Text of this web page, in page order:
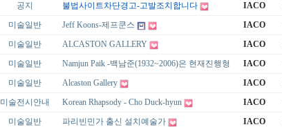
공지 불법사이트차단경고-고발조치합니다 IACO
미술일반 Jeff Koons-제프쿤스 IACO
미술일반 ALCASTON GALLERY IACO
미술일반 Namjun Paik -백남준(1932~2006)은 현재진행형 IACO
미술일반 Alcaston Gallery IACO
미술전시안내 Korean Rhapsody - Cho Duck-hyun IACO
미술일반 파리빈민가 출신 설치예술가 IACO